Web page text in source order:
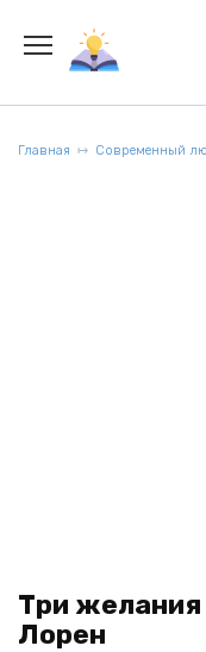
содержанию
Главная Современный
Три желания
Лорен